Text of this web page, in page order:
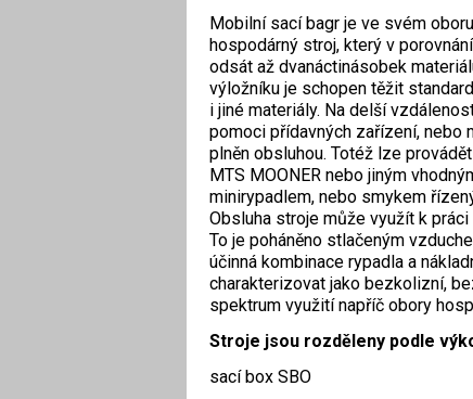
Mobilní sací bagr je ve svém
hospodárný stroj, který v
odsát až dvanáctinásobek
výložníku je schopen těžit
i jiné materiály. Na delší
pomoci přídavných zařízení, nebo
plněn obsluhou. Totéž lze
MTS MOONER nebo jiným
minirypadlem, nebo smykem
Obsluha stroje může využít k
To je poháněno stlačeným
účinná kombinace rypadla a
charakterizovat jako bezkolizní,
spektrum využití napříč obory
Stroje jsou rozděleny podle
sací box SBO